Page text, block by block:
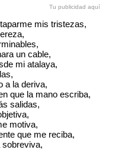
Tu publicidad aquí
mis tristezas,
un cable,
mi atalaya,
a la deriva,
que la mano escriba,
salidas,
motiva,
que me reciba,